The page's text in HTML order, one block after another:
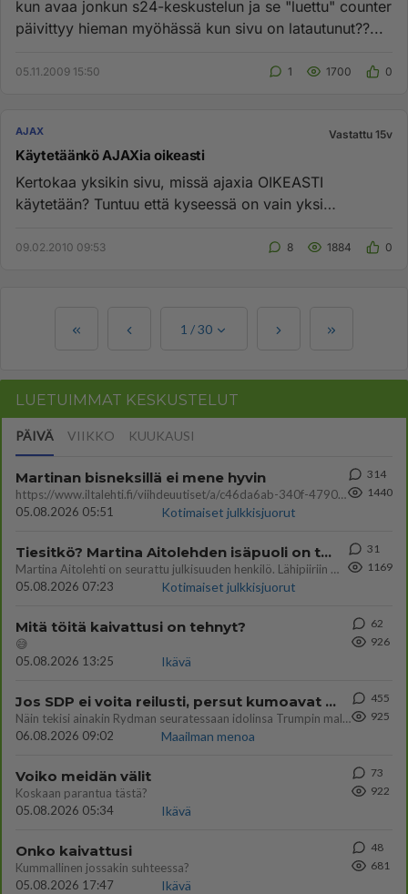
kun avaa jonkun s24-keskustelun ja se "luettu" counter
päivittyy hieman myöhässä kun sivu on latautunut??...
05.11.2009 15:50 1 1700 0
AJAX Vastattu 15v
Käytetäänkö AJAXia oikeasti
Kertokaa yksikin sivu, missä ajaxia OIKEASTI
käytetään? Tuntuu että kyseessä on vain yksi
09.02.2010 09:53 8 1884 0
1 /30
LUETUIMMAT KESKUSTELUT
PÄIVÄ VIIKKO KUUKAUSI
Martinan bisneksillä ei mene hyvin
https://www.iltalehti.fi/viihdeuutiset/a/c46da6ab-340f-4790-aaa7-0865eed2336 Yrityksen konkurssihakemus on tullut kärä
05.08.2026 05:51
Kotimaiset julkkisjuorut
314
1440
Tiesitkö? Martina Aitolehden isäpuoli on tämä suosittu laulaja
Martina Aitolehti on seurattu julkisuuden henkilö. Lähipiiriin mahtuu muitakin tunnettuja henkilöitä. Tiesitkö, että Ma
05.08.2026 07:23
Kotimaiset julkkisjuorut
31
1169
Mitä töitä kaivattusi on tehnyt?
😅
05.08.2026 13:25
Ikävä
62
926
Jos SDP ei voita reilusti, persut kumoavat demokratian Suomesta
Näin tekisi ainakin Rydman seuratessaan idolinsa Trumpin mallia https://www.is.fi/politiikka/art-2000012187244.html
06.08.2026 09:02
Maailman menoa
455
925
Voiko meidän välit
Koskaan parantua tästä?
05.08.2026 05:34
Ikävä
73
922
Onko kaivattusi
Kummallinen jossakin suhteessa?
05.08.2026 17:47
Ikävä
48
681